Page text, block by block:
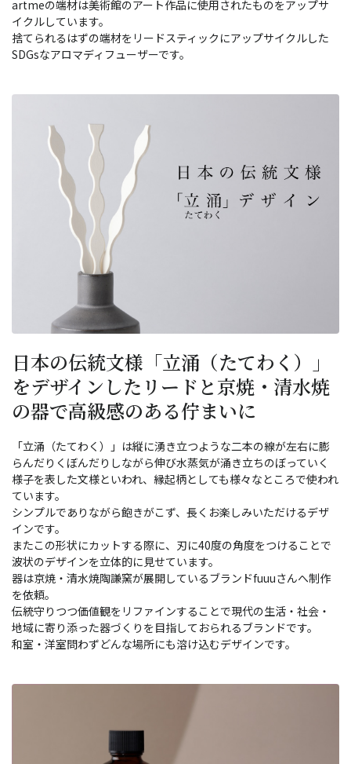
artmeの端材は美術館のアート作品に使用されたものをアップサ
イクルしています。
捨てられるはずの端材をリードスティックにアップサイクルした
SDGsなアロマディフューザーです。
日本の伝統文様「立涌（たてわく）」
をデザインしたリードと京焼・清水焼
の器で高級感のある佇まいに
「立涌（たてわく）」は縦に湧き立つような二本の線が左右に膨
らんだりくぼんだりしながら伸び水蒸気が涌き立ちのぼっていく
様子を表した文様といわれ、縁起柄としても様々なところで使われ
ています。
シンプルでありながら飽きがこず、長くお楽しみいただけるデザ
インです。
またこの形状にカットする際に、刃に40度の角度をつけることで
波状のデザインを立体的に見せています。
器は京焼・清水焼陶謙窯が展開しているブランドfuuuさんへ制作
を依頼。
伝統守りつつ価値観をリファインすることで現代の生活・社会・
地域に寄り添った器づくりを目指しておられるブランドです。
和室・洋室問わずどんな場所にも溶け込むデザインです。